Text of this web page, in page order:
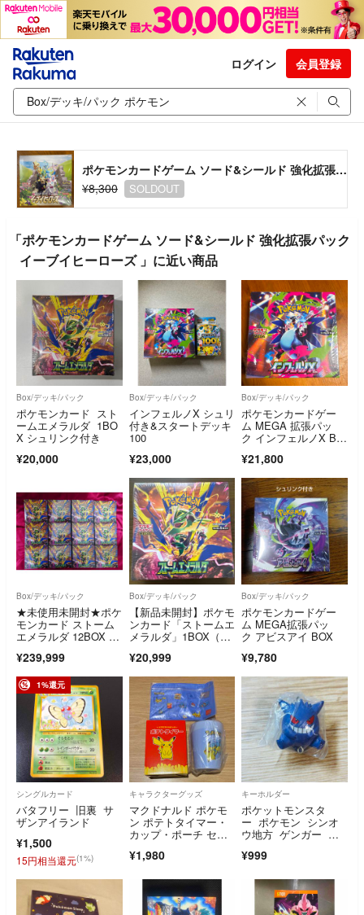
ログイン 会員登録
ポケモンカードゲーム ソード&シールド 強化拡張パック イーブイヒーローズ
¥8,300
SOLDOUT
「ポケモンカードゲーム ソード&シールド 強化拡張パック
イーブイヒーローズ 」に近い商品
Box/デッキ/パック
ポケモンカード スト
ームエメラルダ 1BO
X シュリンク付き
¥20,000
Box/デッキ/パック
インフェルノX シュリ
付き&スタートデッキ
100
¥23,000
Box/デッキ/パック
ポケモンカードゲー
ム MEGA 拡張パッ
ク インフェルノX BO
¥21,800
Box/デッキ/パック
★未使用未開封★ポケ
モンカード ストーム
エメラルダ 12BOX シ
¥239,999
Box/デッキ/パック
【新品未開封】ポケモ
ンカード「ストームエ
メラルダ」1BOX（シ
¥20,999
Box/デッキ/パック
ポケモンカードゲー
ム MEGA拡張パッ
ク アビスアイ BOX
¥9,780
1%還元
シングルカード
バタフリー 旧裏 サ
ザンアイランド
¥1,500
15円相当還元(1%)
キャラクターグッズ
マクドナルド ポケモ
ン ポテトタイマー・
カップ・ポーチ セッ
¥1,980
キーホルダー
ポケットモンスタ
ー ポケモン シンオ
ウ地方 ゲンガー マ
ム 雑貨
¥999